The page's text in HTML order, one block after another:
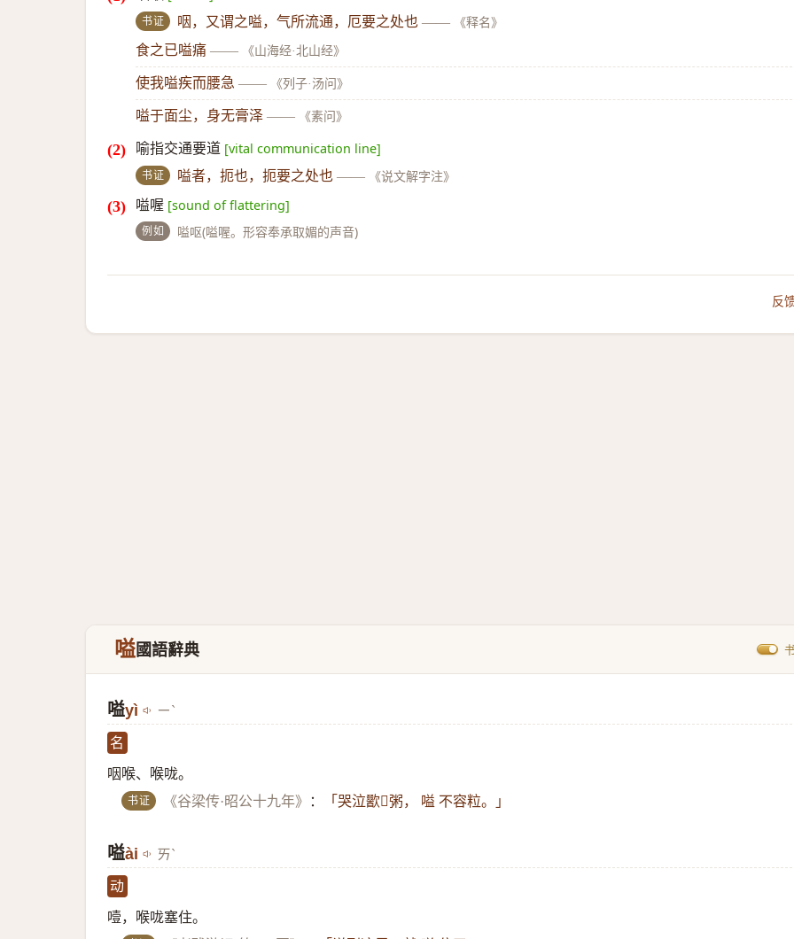
书证 咽，又谓之嗌，气所流通，厄要之处也 —— 《释名》
食之已嗌痛 —— 《山海经·北山经》
使我嗌疾而腰急 —— 《列子·汤问》
嗌于面尘，身无膏泽 —— 《素问》
喻指交通要道 [vital communication line]
书证 嗌者，扼也，扼要之处也 —— 《说文解字注》
嗌喔 [sound of flattering]
例如 嗌呕(嗌喔。形容奉承取媚的声音)
反
嗌國語辭典
嗌yì ㄧˋ
名
咽喉、喉咙。
书证 《谷梁传·昭公十九年》 ： 「哭泣歠𫗞粥， 嗌 不容粒。」
嗌ài ㄞˋ
动
噎，喉咙塞住。